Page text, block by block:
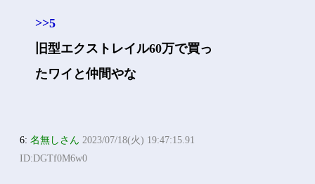
>>5
旧型エクストレイル60万で買っ
たワイと仲間やな
6:名無しさん 2023/07/18(火) 19:47:15.91
ID:DGTf0M6w0